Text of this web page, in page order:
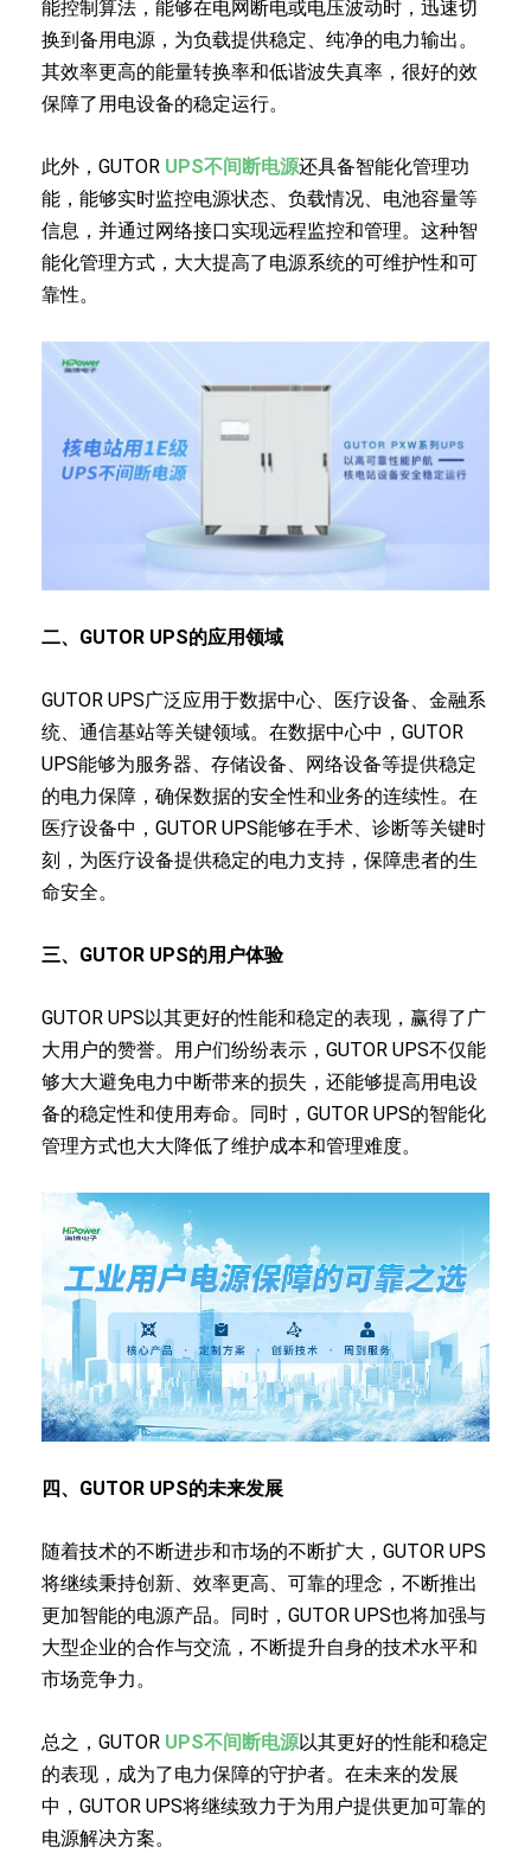
能控制算法，能够在电网断电或电压波动时，迅速切
换到备用电源，为负载提供稳定、纯净的电力输出。
其效率更高的能量转换率和低谐波失真率，很好的效
保障了用电设备的稳定运行。
此外，GUTOR UPS不间断电源还具备智能化管理功
能，能够实时监控电源状态、负载情况、电池容量等
信息，并通过网络接口实现远程监控和管理。这种智
能化管理方式，大大提高了电源系统的可维护性和可
靠性。
二、GUTOR UPS的应用领域
GUTOR UPS广泛应用于数据中心、医疗设备、金融系
统、通信基站等关键领域。在数据中心中，GUTOR
UPS能够为服务器、存储设备、网络设备等提供稳定
的电力保障，确保数据的安全性和业务的连续性。在
医疗设备中，GUTOR UPS能够在手术、诊断等关键时
刻，为医疗设备提供稳定的电力支持，保障患者的生
命安全。
三、GUTOR UPS的用户体验
GUTOR UPS以其更好的性能和稳定的表现，赢得了广
大用户的赞誉。用户们纷纷表示，GUTOR UPS不仅能
够大大避免电力中断带来的损失，还能够提高用电设
备的稳定性和使用寿命。同时，GUTOR UPS的智能化
管理方式也大大降低了维护成本和管理难度。
四、GUTOR UPS的未来发展
随着技术的不断进步和市场的不断扩大，GUTOR UPS
将继续秉持创新、效率更高、可靠的理念，不断推出
更加智能的电源产品。同时，GUTOR UPS也将加强与
大型企业的合作与交流，不断提升自身的技术水平和
市场竞争力。
总之，GUTOR UPS不间断电源以其更好的性能和稳定
的表现，成为了电力保障的守护者。在未来的发展
中，GUTOR UPS将继续致力于为用户提供更加可靠的
电源解决方案。